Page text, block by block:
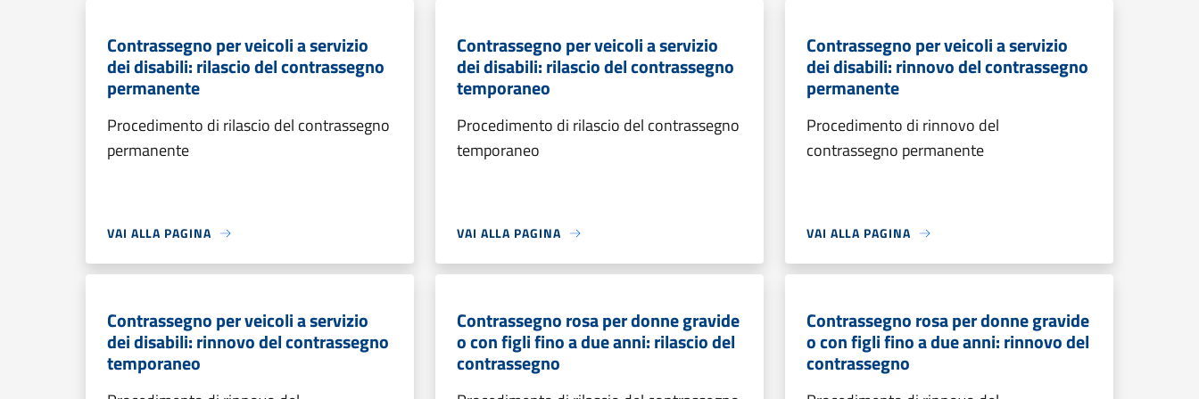
Contrassegno per veicoli a servizio
dei disabili: rilascio del contrassegno
permanente
Procedimento di rilascio del contrassegno
permanente
VAI ALLA PAGINA
Contrassegno per veicoli a servizio
dei disabili: rilascio del contrassegno
temporaneo
Procedimento di rilascio del contrassegno
temporaneo
VAI ALLA PAGINA
Contrassegno per veicoli a servizio
dei disabili: rinnovo del contrassegno
permanente
Procedimento di rinnovo del
contrassegno permanente
VAI ALLA PAGINA
Contrassegno per veicoli a servizio
dei disabili: rinnovo del contrassegno
temporaneo
Contrassegno rosa per donne gravide
o con figli fino a due anni: rilascio del
contrassegno
Contrassegno rosa per donne gravide
o con figli fino a due anni: rinnovo del
contrassegno